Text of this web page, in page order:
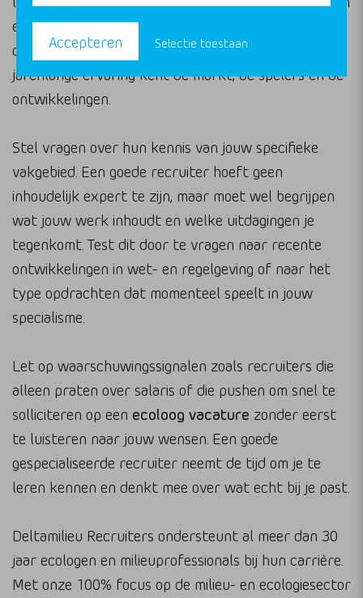
ervaring in de sector en hoe lang ze al actief zijn in
de milieu- en ecologiebranche. Een recruiter met
jarenlange ervaring kent de markt, de spelers en de
ontwikkelingen.
Stel vragen over hun kennis van jouw specifieke
vakgebied. Een goede recruiter hoeft geen
inhoudelijk expert te zijn, maar moet wel begrijpen
wat jouw werk inhoudt en welke uitdagingen je
tegenkomt. Test dit door te vragen naar recente
ontwikkelingen in wet- en regelgeving of naar het
type opdrachten dat momenteel speelt in jouw
specialisme.
Let op waarschuwingssignalen zoals recruiters die
alleen praten over salaris of die pushen om snel te
solliciteren op een ecoloog vacature zonder eerst
te luisteren naar jouw wensen. Een goede
gespecialiseerde recruiter neemt de tijd om je te
leren kennen en denkt mee over wat echt bij je past.
Deltamilieu Recruiters ondersteunt al meer dan 30
jaar ecologen en milieuprofessionals bij hun carrière.
Met onze 100% focus op de milieu- en ecologiesector
Accepteren Selectie toestaan